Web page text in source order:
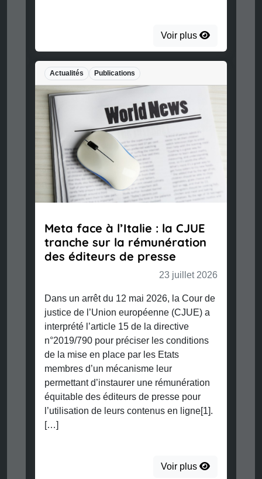
Voir plus
Actualités Publications
Meta face à l’Italie : la CJUE
tranche sur la rémunération
des éditeurs de presse
23 juillet 2026
Dans un arrêt du 12 mai 2026, la Cour de
justice de l’Union européenne (CJUE) a
interprété l’article 15 de la directive
n°2019/790 pour préciser les conditions
de la mise en place par les Etats
membres d’un mécanisme leur
permettant d’instaurer une rémunération
équitable des éditeurs de presse pour
l’utilisation de leurs contenus en ligne[1].
[…]
Voir plus